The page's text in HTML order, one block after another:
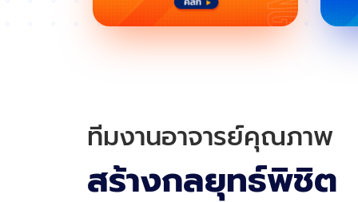
ทีมงานอาจารย์คุณภาพ
สร้างกลยุทธ์พิชิต